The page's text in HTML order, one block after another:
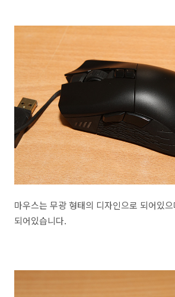
마우스는 무광 형태의 디자인으로 되어있
되어있습니다.